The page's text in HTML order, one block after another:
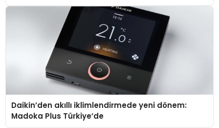
Daikin’den akıllı iklimlendirmede yeni dönem:
Madoka Plus Türkiye’de